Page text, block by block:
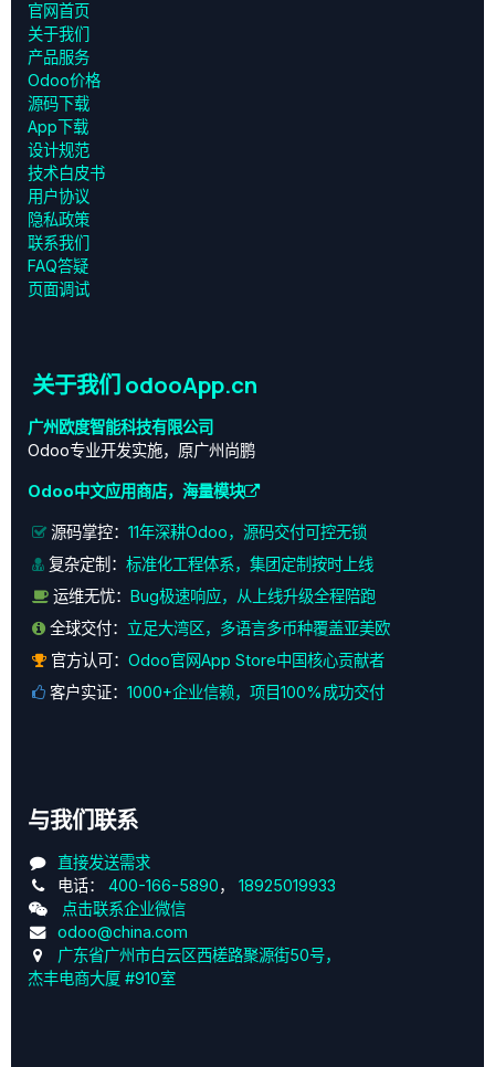
官网首页
关于我们
产品服务
Odoo价格
源码下载
App下载
设计规范
技术白皮书
用户协议
‎隐私政策‎
联系我们
FAQ答疑
页面调试
关于我们 odooApp.cn
广州欧度智能科技有限公司
Odoo专业开发实施，原广州尚鹏
Odoo中文应用商店，海量模块
源码掌控： 11年深耕Odoo，源码交付可控无锁
复杂定制： 标准化工程体系，集团定制按时上线
运维无忧：
Bug极速响应，从上线升级全程陪跑
全球交付： 立足大湾区，多语言多币种覆盖亚美欧
官方认可： Odoo官网App Store中国核心贡献者
客户实证： 1000+企业信赖，项目100%成功交付
与我们联系
直接发送需求
电话： 400-166-5890， 18925019933
点击联系企业微信
odoo@china.com
广东省广州市白云区西槎路聚源街50号，
杰丰电商大厦 #910室